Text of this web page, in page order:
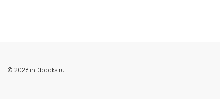
© 2026 inDbooks.ru